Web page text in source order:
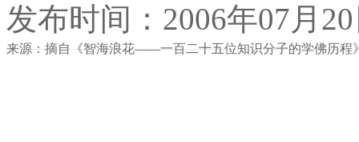
发布时间：2006年07月
来源：摘自《智海浪花——一百二十五位知识分子的学佛历